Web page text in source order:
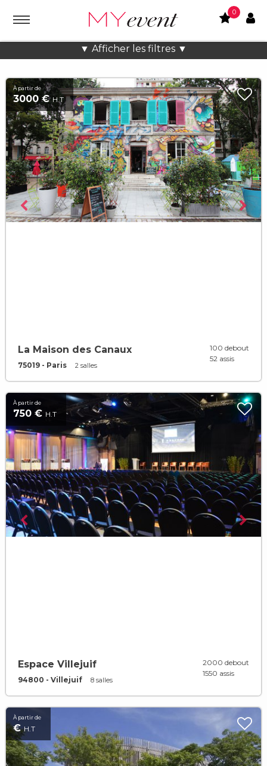
0
▼ Afficher les filtres ▼
Location lieux et salles atypiques
À partir de
3000 € H.T
La Maison des Canaux
75019 - Paris 2 salles
100 debout
52 assis
À partir de
750 € H.T
Espace Villejuif
94800 - Villejuif 8 salles
2000 debout
1550 assis
À partir de
€H.T